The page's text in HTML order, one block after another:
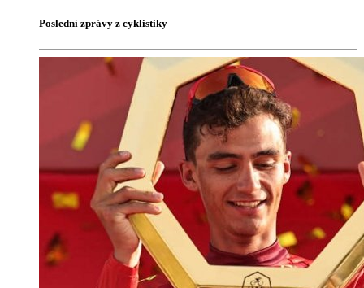
Poslední zprávy z cyklistiky